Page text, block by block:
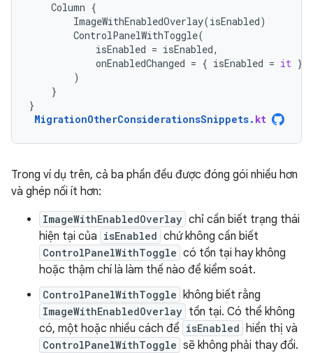
Column {
ImageWithEnabledOverlay(isEnabled)
ControlPanelWithToggle(
isEnabled = isEnabled,
onEnabledChanged = { isEnabled = it }
)
}
}
MigrationOtherConsiderationsSnippets. kt
Trong ví dụ trên, cả ba phần đều được đóng gói nhiều hơn
và ghép nối ít hơn:
ImageWithEnabledOverlay chỉ cần biết trạng thái
hiện tại của isEnabled chứ không cần biết
ControlPanelWithToggle có tồn tại hay không
hoặc thậm chí là làm thế nào để kiểm soát.
ControlPanelWithToggle không biết rằng
ImageWithEnabledOverlay tồn tại. Có thể không
có, một hoặc nhiều cách để isEnabled hiển thị và
ControlPanelWithToggle sẽ không phải thay đổi.